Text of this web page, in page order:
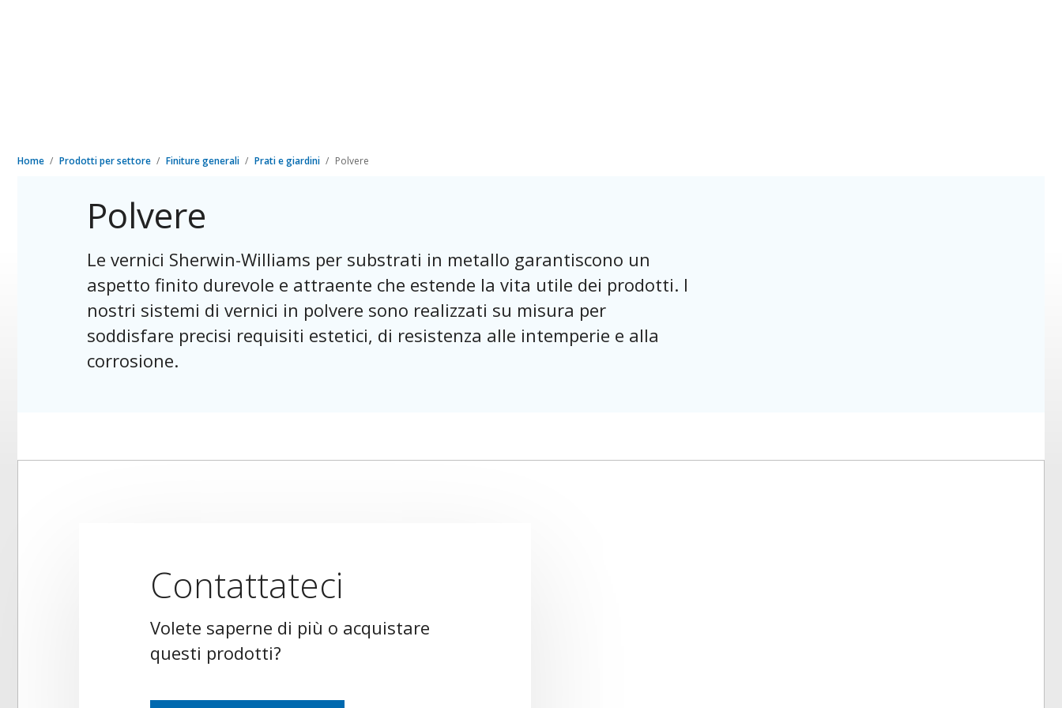
Home Prodotti per settore Finiture generali Prati e giardini Polvere
Polvere
Le vernici Sherwin-Williams per substrati in metallo garantiscono un
aspetto finito durevole e attraente che estende la vita utile dei prodotti. I
nostri sistemi di vernici in polvere sono realizzati su misura per
soddisfare precisi requisiti estetici, di resistenza alle intemperie e alla
corrosione.
Contattateci
Volete saperne di più o acquistare
questi prodotti?